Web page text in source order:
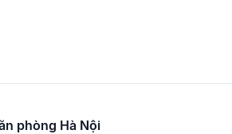
phòng Hà Nội